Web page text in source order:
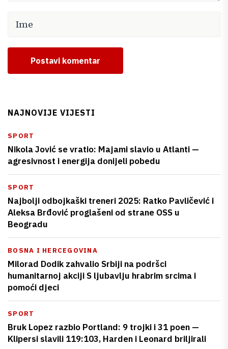
Postavi komentar
NAJNOVIJE VIJESTI
SPORT
Nikola Jović se vratio: Majami slavio u Atlanti —
agresivnost i energija donijeli pobedu
SPORT
Najbolji odbojkaški treneri 2025: Ratko Pavličević i
Aleksa Brđović proglašeni od strane OSS u
Beogradu
BOSNA I HERCEGOVINA
Milorad Dodik zahvalio Srbiji na podršci
humanitarnoj akciji S ljubavlju hrabrim srcima i
pomoći djeci
SPORT
Bruk Lopez razbio Portland: 9 trojki i 31 poen —
Klipersi slavili 119:103, Harden i Leonard briljirali